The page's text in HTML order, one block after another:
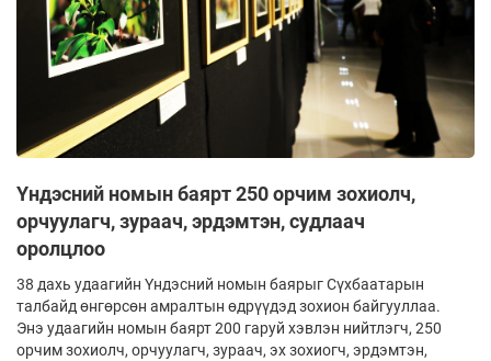
Үндэсний номын баярт 250 орчим зохиолч,
орчуулагч, зураач, эрдэмтэн, судлаач
оролцлоо
38 дахь удаагийн Үндэсний номын баярыг Сүхбаатарын
талбайд өнгөрсөн амралтын өдрүүдэд зохион байгууллаа.
Энэ удаагийн номын баярт 200 гаруй хэвлэн нийтлэгч, 250
орчим зохиолч, орчуулагч, зураач, эх зохиогч, эрдэмтэн,